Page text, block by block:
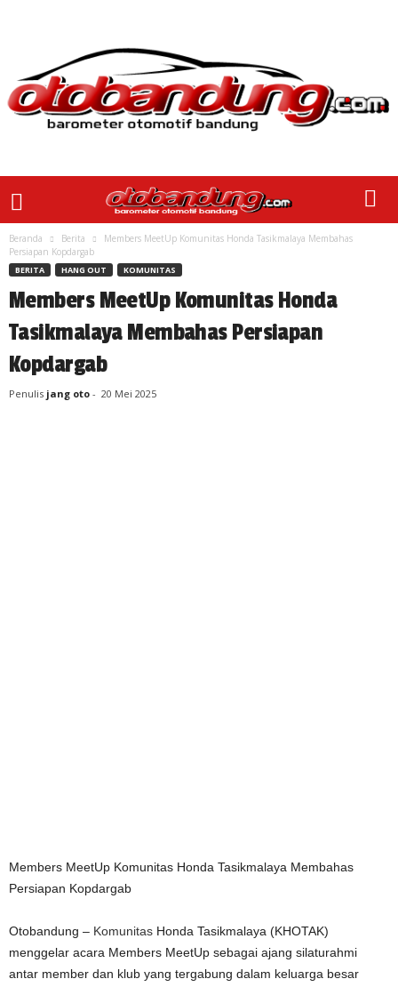
Beranda Berita
Members MeetUp Komunitas Honda Tasikmalaya Membahas
Persiapan Kopdargab
BERITA HANG OUT KOMUNITAS
Members MeetUp Komunitas Honda
Tasikmalaya Membahas Persiapan
Kopdargab
Penulis jang oto - 20 Mei 2025
Members MeetUp Komunitas Honda Tasikmalaya Membahas
Persiapan Kopdargab
Otobandung – Komunitas Honda Tasikmalaya (KHOTAK)
menggelar acara Members MeetUp sebagai ajang silaturahmi
antar member dan klub yang tergabung dalam keluarga besar